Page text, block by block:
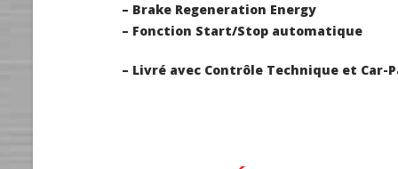
– Brake Regeneration Energy
– Fonction Start/Stop automatique
– Livré avec Contrôle Technique et Car-